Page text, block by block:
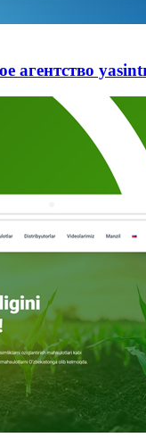
агентство